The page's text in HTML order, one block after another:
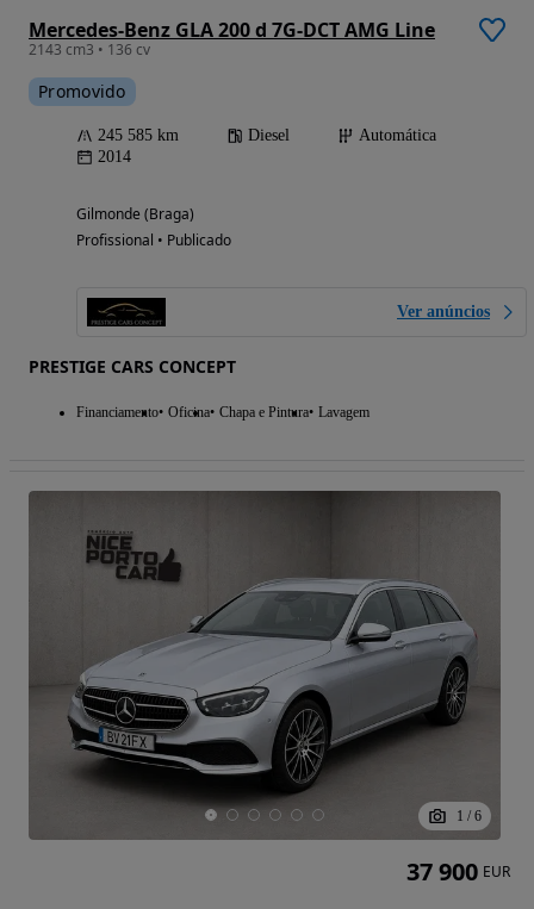
Mercedes-Benz GLA 200 d 7G-DCT AMG Line
2143 cm3 • 136 cv
Promovido
245 585 km Diesel
Automática
2014
Gilmonde (Braga)
Profissional • Publicado
Ver anúncios
PRESTIGE CARS CONCEPT
Financiamento Oficina Chapa e Pintura Lavagem
1 / 6
37 900 EUR